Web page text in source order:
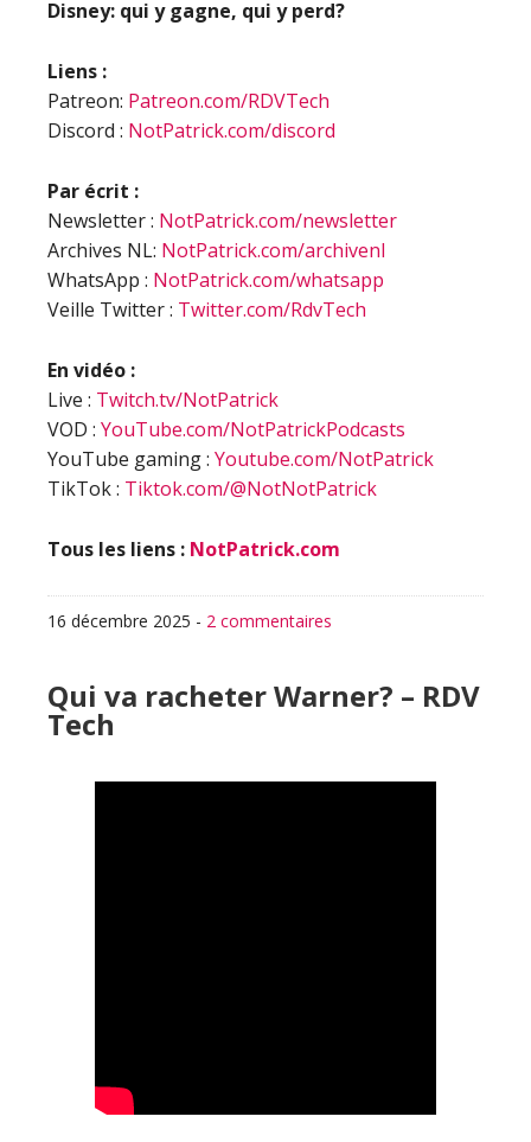
Disney: qui y gagne, qui y perd?
Liens :
Patreon: Patreon.com/RDVTech
Discord : NotPatrick.com/discord
Par écrit :
Newsletter : NotPatrick.com/newsletter
Archives NL: NotPatrick.com/archivenl
WhatsApp : NotPatrick.com/whatsapp
Veille Twitter : Twitter.com/RdvTech
En vidéo :
Live : Twitch.tv/NotPatrick
VOD : YouTube.com/NotPatrickPodcasts
YouTube gaming : Youtube.com/NotPatrick
TikTok : Tiktok.com/@NotNotPatrick
Tous les liens : NotPatrick.com
16 décembre 2025 - 2 commentaires
Qui va racheter Warner? – RDV
Tech